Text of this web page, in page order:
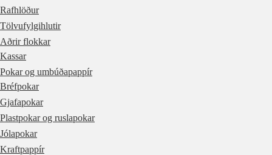
Rafhlöður
Tölvufylgihlutir
Aðrir flokkar
Kassar
Pokar og umbúðapappír
Bréfpokar
Gjafapokar
Plastpokar og ruslapokar
Jólapokar
Kraftpappír